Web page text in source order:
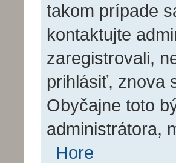
takom prípade
kontaktujte
zaregistrovali,
prihlásiť, znova
Obyčajne toto
administrátora,
Hore